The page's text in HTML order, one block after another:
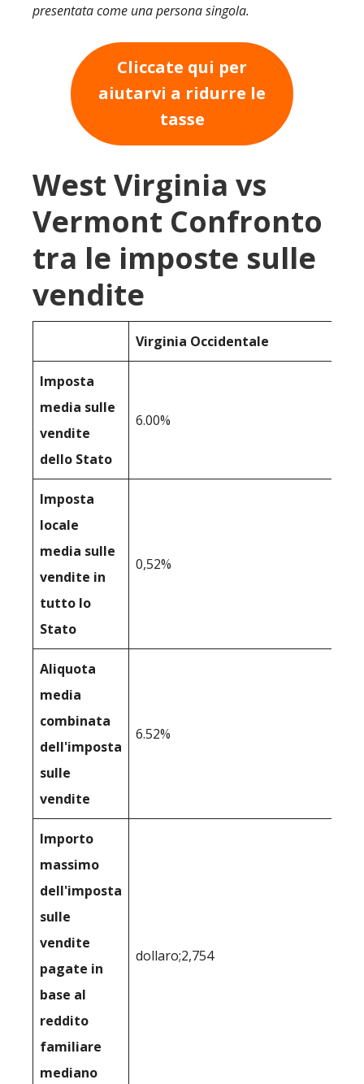
presentata come una persona singola.
Cliccate qui per
aiutarvi a ridurre le
tasse
West Virginia vs
Vermont Confronto
tra le imposte sulle
vendite
Virginia Occidentale
Imposta
media sulle
vendite
dello Stato
6.00%
Imposta
locale
media sulle
vendite in
tutto lo
Stato
0,52%
Aliquota
media
combinata
dell'imposta
sulle
vendite
6.52%
Importo
massimo
dell'imposta
sulle
vendite
pagate in
base al
reddito
familiare
mediano
dollaro;2,754